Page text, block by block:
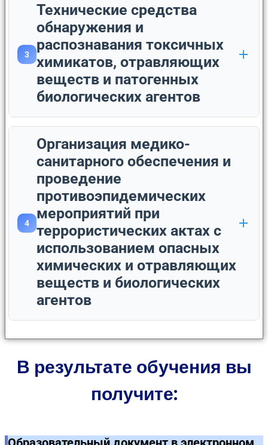
3
Технические средства
обнаружения и
распознавания токсичных
химикатов, отравляющих
веществ и патогенных
биологических агентов
4
Организация медико-
санитарного обеспечения и
проведение
противоэпидемических
мероприятий при
террористических актах с
использованием опасных
химических и отравляющих
веществ и биологических
агентов
В результате обучения вы
получите: